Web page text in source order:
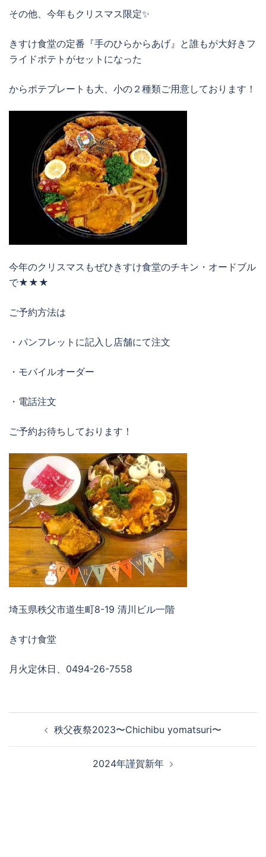
その他、今年もクリスマス限定✨
きすけ食堂の定番『手のひらからあげ』と誰もが大好きフ
ライドポテトがセットになった
からポテプレートも大、小の２種類ご用意しております！
今年のクリスマスもぜひきすけ食堂のチキン・オードブル
で★★★
ご予約方法は
・パンフレットに記入し店舗にて注文
・モバイルオーダー
・電話注文
ご予約お待ちしております！
埼玉県秩父市道生町8-19 清川ビル一階
きすけ食堂
月火定休日、0494-26-7558
秩父夜祭2023〜Chichibu yomatsuri〜
2024年謹賀新年